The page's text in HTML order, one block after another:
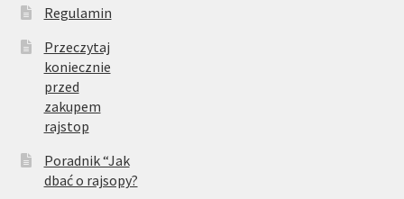
Regulamin
Przeczytaj
koniecznie
przed
zakupem
rajstop
Poradnik “Jak
dbać o rajsopy?